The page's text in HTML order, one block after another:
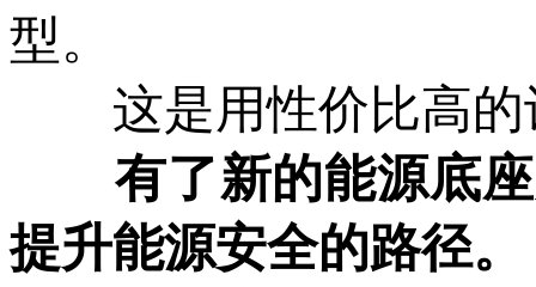
型。
这是用性价比高的
有了新的能源底座
提升能源安全的路径。